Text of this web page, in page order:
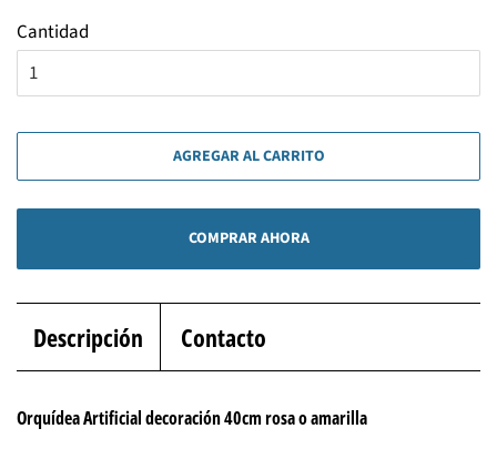
Cantidad
AGREGAR AL CARRITO
COMPRAR AHORA
Descripción Contacto
Orquídea Artificial decoración 40cm rosa o amarilla